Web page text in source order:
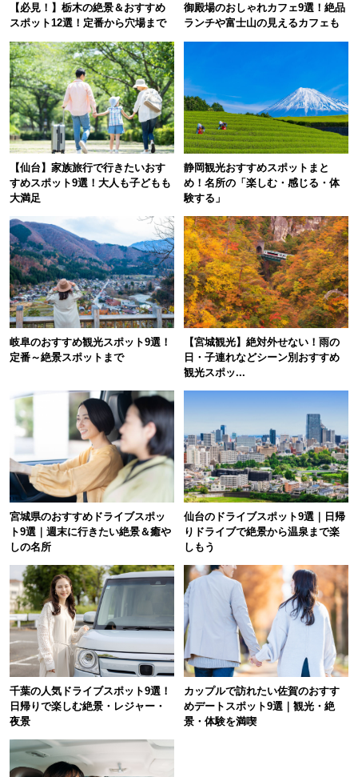
【必見！】 栃木の絶景＆おすすめ
スポット12選！定番から穴場まで
御殿場のおしゃれカフェ9選！絶品
ランチや富士山の見えるカフェも
【仙台】家族旅行で行きたいおす
すめスポット9選！大人も子どもも
大満足
静岡観光おすすめスポットまと
め！名所の「楽しむ・感じる・体
験する」
岐阜のおすすめ観光スポット9選！
定番～絶景スポットまで
【宮城観光】絶対外せない！雨の
日・子連れなどシーン別おすすめ
観光スポッ...
宮城県のおすすめドライブスポッ
ト9選｜週末に行きたい絶景＆癒や
しの名所
仙台のドライブスポット9選｜日帰
りドライブで絶景から温泉まで楽
しもう
千葉の人気ドライブスポット9選！
日帰りで楽しむ絶景・レジャー・
夜景
カップルで訪れたい佐賀のおすす
めデートスポット9選｜観光・絶
景・体験を満喫